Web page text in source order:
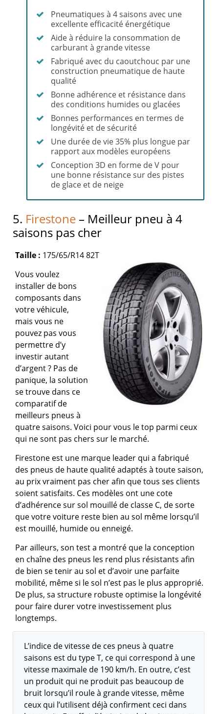
Pneumatiques à 4 saisons avec une
excellente efficacité énergétique
Aide à réduire la consommation de
carburant à grande vitesse
Fabriqué avec du caoutchouc par une
construction pneumatique de haute
qualité
Bonne adhérence et résistance dans
des conditions humides ou glacées
Bonnes performances en termes de
longévité et de sécurité
Une durée de vie 35% plus longue par
rapport aux modèles européens
Conception 3D en forme de V pour
une bonne résistance sur des pistes
de glace et de neige
5. Firestone – Meilleur pneu à 4
saisons pas cher
Taille : 175/65/R14 82T
Vous voulez
installer de bons
composants dans
votre véhicule,
mais vous ne
pouvez pas vous
permettre d’y
investir autant
d’argent ? Pas de
panique, la solution
se trouve dans ce
comparatif de
meilleurs pneus à
quatre saisons. Voici pour vous le top parmi ceux
qui ne sont pas chers sur le marché.
Firestone est une marque leader qui a fabriqué
des pneus de haute qualité adaptés à toute saison,
au prix vraiment pas cher afin que tous ses clients
soient satisfaits. Ces modèles ont une cote
d’adhérence sur sol mouillé de classe C, de sorte
que votre voiture reste bien au sol même lorsqu’il
est mouillé, humide ou enneigé.
Par ailleurs, son test a montré que la conception
en chaîne des pneus les rend plus résistants afin
de bien se tenir au sol et d’avoir une parfaite
mobilité, même si le sol n’est pas le plus approprié.
De plus, sa structure robuste optimise la longévité
pour faire durer votre investissement plus
longtemps.
L’indice de vitesse de ces pneus à quatre
saisons est du type T, ce qui correspond à une
vitesse maximale de 190 km/h. En outre, c’est
un produit qui ne produit pas beaucoup de
bruit lorsqu’il roule à grande vitesse, même
ceux qui l’utilisent déjà confirment ceci dans